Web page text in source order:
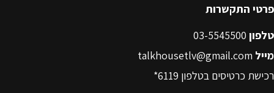
פרטי התקשרות
טלפון
מייל talkhousetlv@gmail.com
רכישת כרטיסים בטלפון 6119*